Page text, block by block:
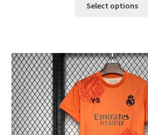
Select options